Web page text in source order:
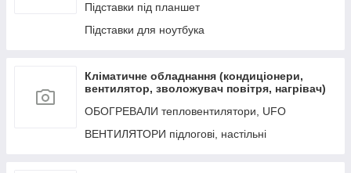
Підставки під планшет
Підставки для ноутбука
Кліматичне обладнання (кондиціонери,
вентилятор, зволожувач повітря, нагрівач)
ОБОГРЕВАЛИ тепловентилятори, UFO
ВЕНТИЛЯТОРИ підлогові, настільні